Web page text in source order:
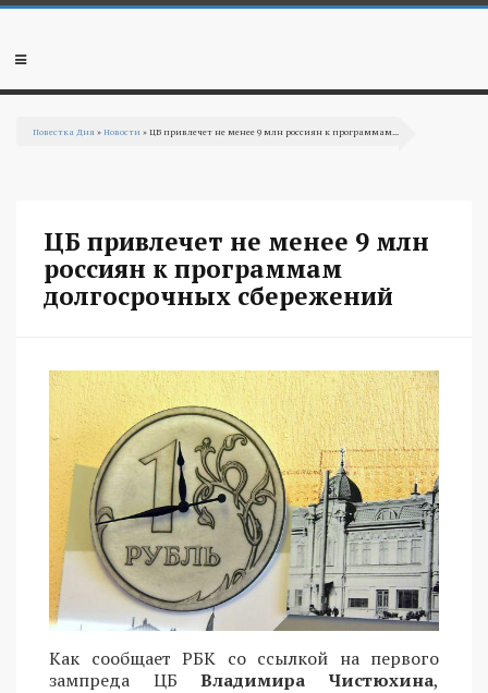
Перейти к основному содержанию
Мобильное
Повестка Дня »Новости » ЦБ привлечет не менее 9 млн россиян к программам...
ЦБ привлечет не менее 9 млн
россиян к программам
долгосрочных сбережений
Как сообщает РБК со ссылкой на первого
зампреда ЦБВладимира Чистюхина,